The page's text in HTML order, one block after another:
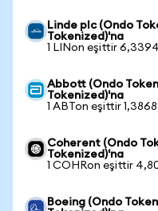
Linde plc (Ondo
Tokenized)'na
1 LINon eşittir
Abbott (Ondo
Tokenized)'na
1 ABTon eşittir
Coherent (Ondo
Tokenized)'na
1 COHRon eşittir
Boeing (Ondo